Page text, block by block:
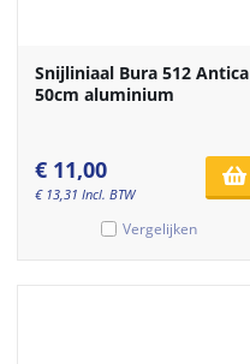
Snijliniaal Bura 512 Antica
50cm aluminium
€ 11,00
€ 13,31 Incl. BTW
Vergelijken